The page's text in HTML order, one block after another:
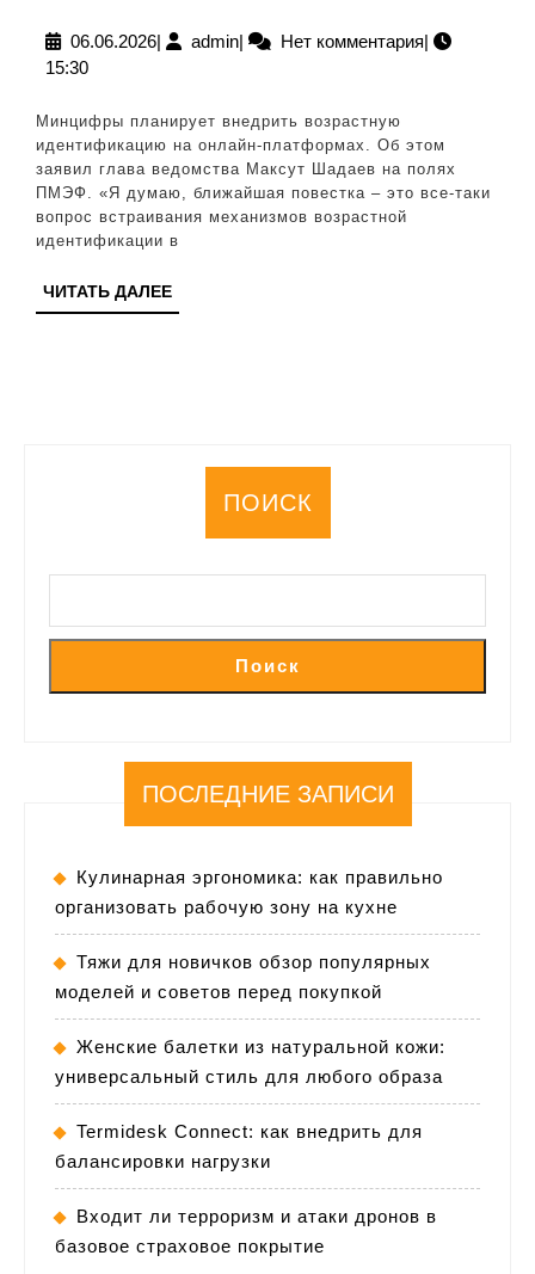
хотят
на
онлайн-
06.06.202606.06.2026
| adminadmin
| Нет комментария|
15:30
Минцифры планирует внедрить возрастную
идентификацию на онлайн-платформах. Об этом
заявил глава ведомства Максут Шадаев на полях
ПМЭФ. «Я думаю, ближайшая повестка – это все-таки
вопрос встраивания механизмов возрастной
идентификации в
ЧИТАТЬ ДАЛЕЕЧИТАТЬ
ДАЛЕЕ
ПОИСК
Поиск
ПОСЛЕДНИЕ ЗАПИСИ
Кулинарная эргономика: как правильно
организовать рабочую зону на кухне
Тяжи для новичков обзор популярных
моделей и советов перед покупкой
Женские балетки из натуральной кожи:
универсальный стиль для любого образа
Termidesk Connect: как внедрить для
балансировки нагрузки
Входит ли терроризм и атаки дронов в
базовое страховое покрытие